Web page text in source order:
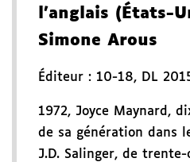
l'anglais (États-
Simone Arous
Éditeur : 10-18, DL
1972, Joyce Maynard,
de sa génération dans
J.D. Salinger, de